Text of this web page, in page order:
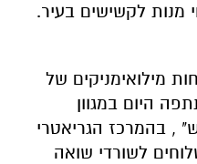
מנות לקשישים בעיר.
מילואימניקים של
היום במגוון
, בהמרכז הגריאטרי
לשורדי שואה